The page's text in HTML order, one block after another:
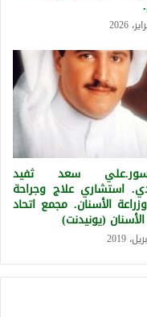
سعد ثفيد
استشاري علاج وجراحة
الأسنان. مجمع اتحاد
(يونيدنت)